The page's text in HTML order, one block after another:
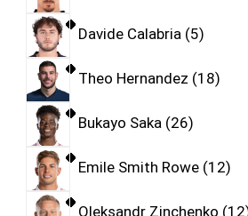
Davide Calabria 5
Theo Hernandez 18
Bukayo Saka 26
Emile Smith Rowe 12
Oleksandr Zinchenko 12